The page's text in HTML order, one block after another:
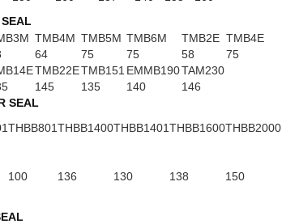
TMB4M TMB5M TMB6M TMB2E TMB4E
64 75 75 58
75
TMB22ETMB151 EMMB190TAM230
145 135 140
146
SEAL
THBB801THBB1400THBB1401THBB1600THBB2000
100 136 130 138 150